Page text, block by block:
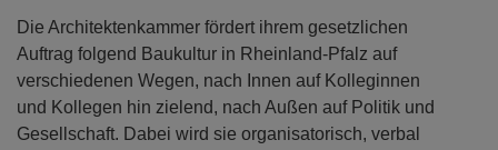
Die Architektenkammer fördert ihrem gesetzlichen
Auftrag folgend Baukultur in Rheinland-Pfalz auf
verschiedenen Wegen, nach Innen auf Kolleginnen
und Kollegen hin zielend, nach Außen auf Politik und
Gesellschaft. Dabei wird sie organisatorisch, verbal